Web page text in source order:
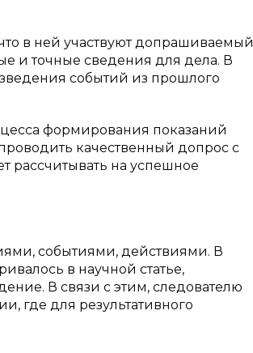
в ней участвуют допрашиваемый
и точные сведения для дела. В
событий из прошлого
формирования показаний
качественный допрос с
рассчитывать на успешное
событиями, действиями. В
в научной статье,
В связи с этим, следователю
где для результативного